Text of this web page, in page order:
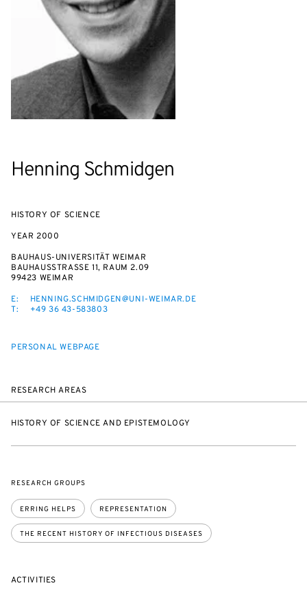
Henning Schmidgen
HISTORY OF SCIENCE
YEAR 2000
BAUHAUS-UNIVERSITÄT WEIMAR
BAUHAUSSTRASSE 11, RAUM 2.09
99423 WEIMAR
E:
HENNING.SCHMIDGEN@UNI-WEIMAR.DE
T:
+49 36 43-583803
PERSONAL WEBPAGE
RESEARCH AREAS
HISTORY OF SCIENCE AND EPISTEMOLOGY
RESEARCH GROUPS
ERRING HELPS REPRESENTATION
THE RECENT HISTORY OF INFECTIOUS DISEASES
ACTIVITIES